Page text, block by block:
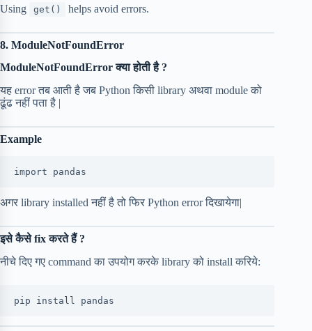
Using get() helps avoid errors.
8. ModuleNotFoundError
ModuleNotFoundError क्या होती है ?
यह error तब आती है जब Python किसी library अथवा module को
ढूंढ नहीं पता है |
Example
import pandas
अगर library installed नहीं है तो फिर Python error दिखायेगा|
इसे कैसे fix करते हैं ?
नीचे दिए गए command का उपयोग करके library को install करिये:
pip install pandas